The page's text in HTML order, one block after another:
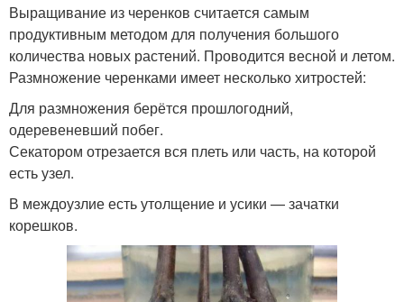
Выращивание из черенков считается самым
продуктивным методом для получения большого
количества новых растений. Проводится весной и летом.
Размножение черенками имеет несколько хитростей:
Для размножения берётся прошлогодний,
одеревеневший побег.
Секатором отрезается вся плеть или часть, на которой
есть узел.
В междоузлие есть утолщение и усики — зачатки
корешков.